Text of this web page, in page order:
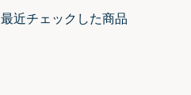
最近チェックした商品